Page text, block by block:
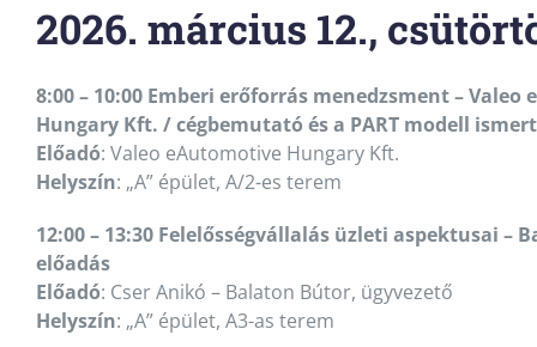
2026. március 12.,
8:00 – 10:00 Emberi erőforrás menedzsment –Valeo
Hungary Kft. / cégbemutató és a PART modell
Előadó: Valeo eAutomotive Hungary Kft.
Helyszín: „A” épület, A/2-es terem
12:00 – 13:30 Felelősségvállalás üzleti aspektusai –
előadás
Előadó: Cser Anikó – Balaton Bútor, ügyvezető
Helyszín: „A” épület, A3-as terem